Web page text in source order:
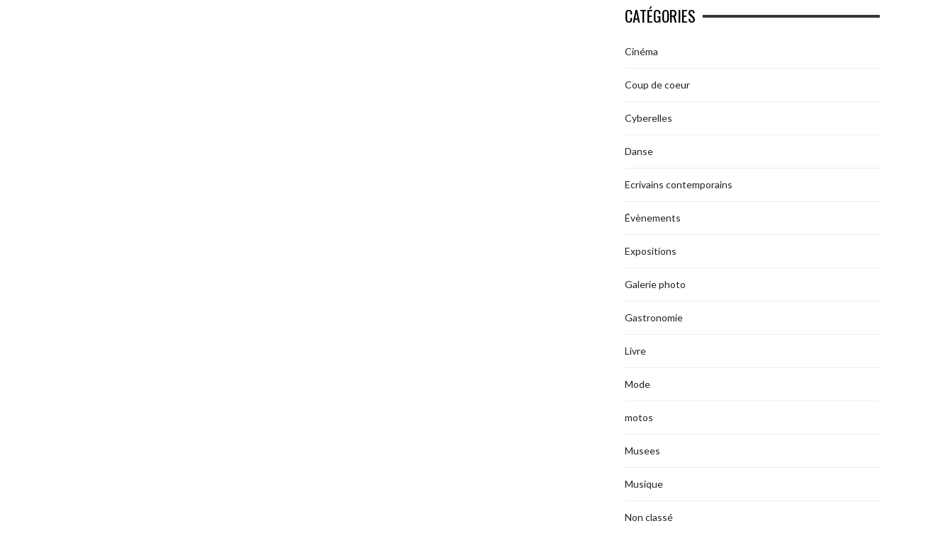
CATÉGORIES
Cinéma
Coup de coeur
Cyberelles
Danse
Ecrivains contemporains
Évènements
Expositions
Galerie photo
Gastronomie
Livre
Mode
motos
Musees
Musique
Non classé